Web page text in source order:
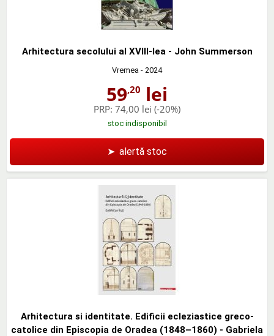
Arhitectura secolului al XVIII-lea - John Summerson
Vremea - 2024
59,20 lei
PRP: 74,00 lei (-20%)
stoc indisponibil
➤ alertă stoc
Arhitectura si identitate. Edificii ecleziastice greco-
catolice din Episcopia de Oradea (1848–1860) - Gabriela